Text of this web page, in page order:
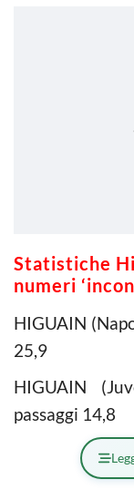
Statistiche
numeri
HIGUAIN
25,9
HIGUAIN
passaggi 14,8